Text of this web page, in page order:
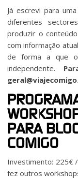
Já escrevi para
diferentes
produzir o
com informação
de forma a que
independente.
PARA
COMIGO
Investimento: 225€
fez outros